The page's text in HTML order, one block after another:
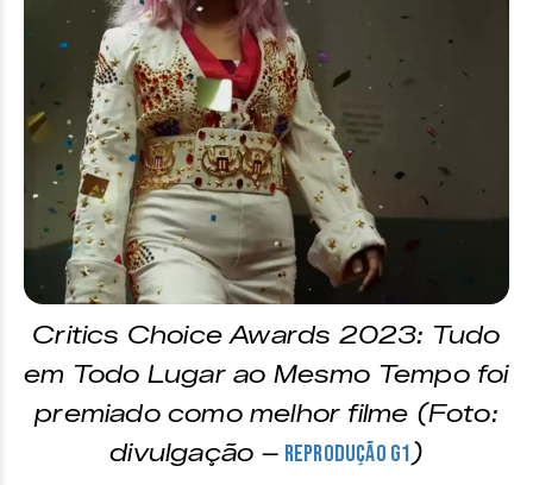
Critics Choice Awards 2023: Tudo
em Todo Lugar ao Mesmo Tempo foi
premiado como melhor filme (Foto:
divulgação – reprodução g1)